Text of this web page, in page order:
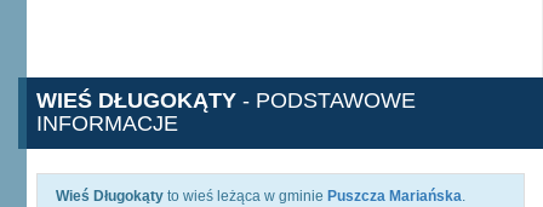
WIEŚ DŁUGOKĄTY - PODSTAWOWE
INFORMACJE
Wieś Długokąty to wieś leżąca w gminie Puszcza Mariańska.